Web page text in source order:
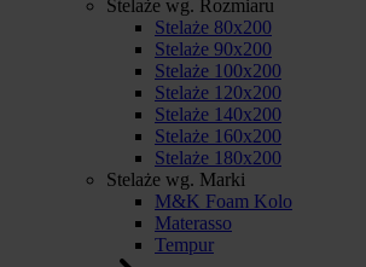
Stelaże wg. Rozmiaru
Stelaże 80x200
Stelaże 90x200
Stelaże 100x200
Stelaże 120x200
Stelaże 140x200
Stelaże 160x200
Stelaże 180x200
Stelaże wg. Marki
M&K Foam Kolo
Materasso
Tempur